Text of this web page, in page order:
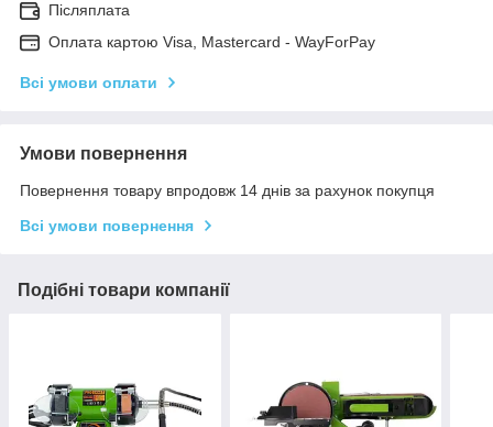
Післяплата
Оплата картою Visa, Mastercard - WayForPay
Всі умови оплати
Умови повернення
Повернення товару впродовж 14 днів за рахунок покупця
Всі умови повернення
Подібні товари компанії